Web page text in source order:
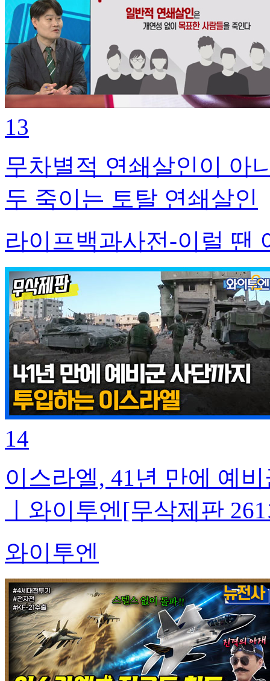
13
무차별적 연쇄살인이 아
두 죽이는 토탈 연쇄살인
라이프백과사전-이럴 땐
14
이스라엘, 41년 만에 예
ㅣ와이투엔[무삭제판
와이투엔